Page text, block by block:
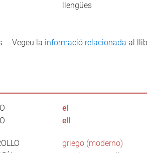
llengües
Vegeu la informació relacionada al
el
ell
griego (moderno)